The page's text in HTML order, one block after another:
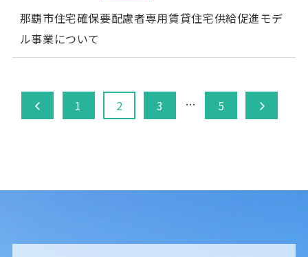
那覇市住宅確保要配慮者専用賃貸住宅供給促進モデ
ル事業について
1 2 3 … 5